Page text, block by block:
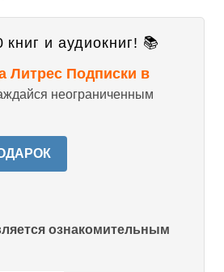
и аудиокниг! 📚
Литрес Подписки в
неограниченным
ознакомительным